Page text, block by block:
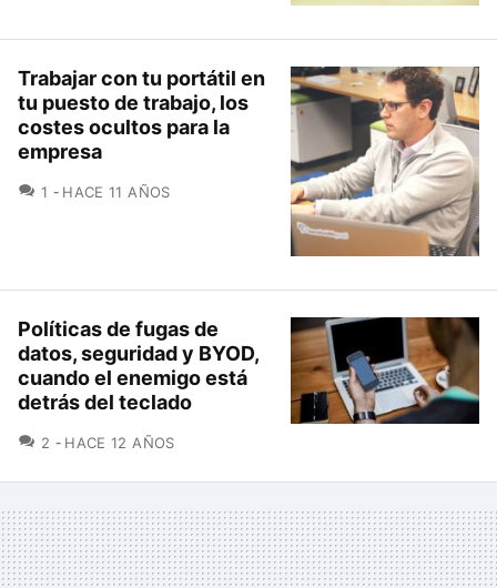
Trabajar con tu portátil en
tu puesto de trabajo, los
costes ocultos para la
empresa
1 COMENTARIOS
HACE 11 AÑOS
Políticas de fugas de
datos, seguridad y BYOD,
cuando el enemigo está
detrás del teclado
2 COMENTARIOS
HACE 12 AÑOS